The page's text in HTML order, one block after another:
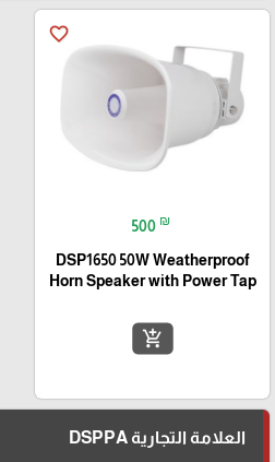
favorite_border
500 ₪
DSP1650 50W Weatherproof
Horn Speaker with Power Tap
add_shopping_cart
العلامة التجارية DSPPA